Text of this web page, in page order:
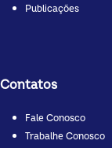
Publicações
Contatos
Fale Conosco
Trabalhe Conosco